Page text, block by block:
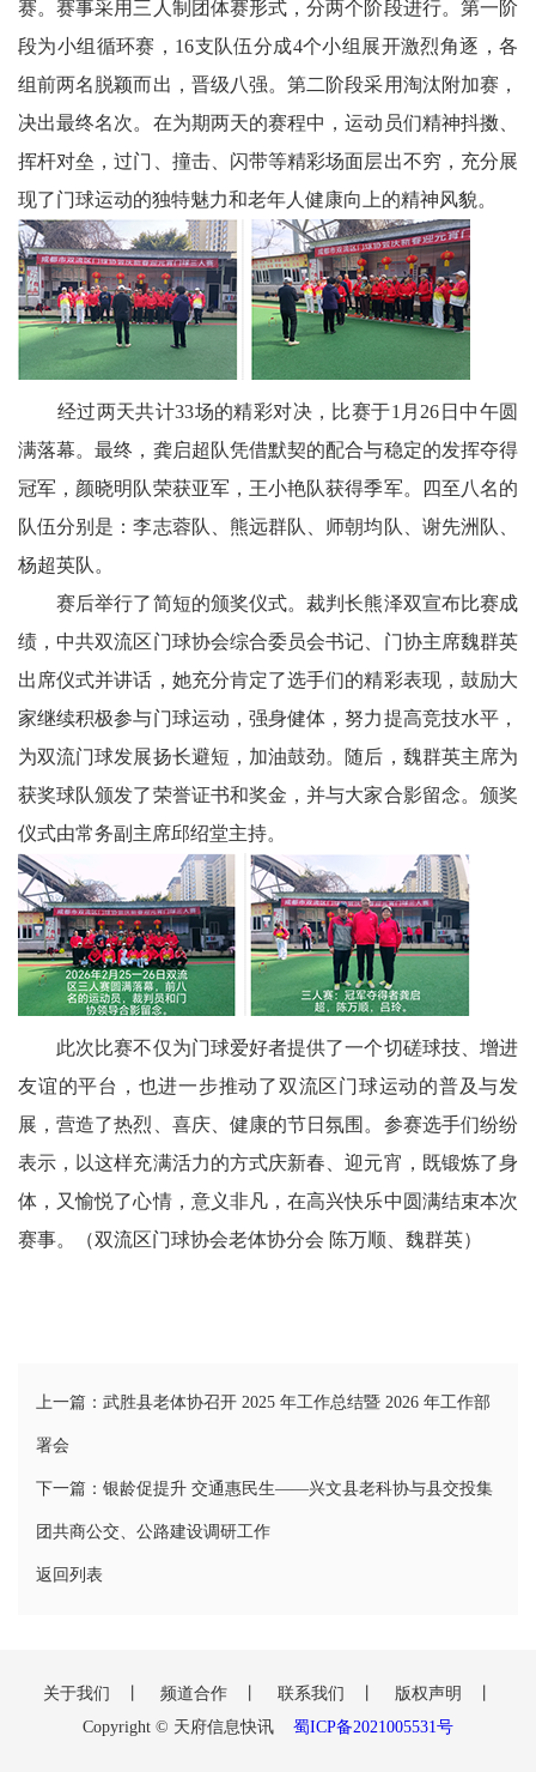
府
息
天
教
育
府
银
龄
工
消
息
天
府
法
制
天
社
区
医
天
天
赛。赛事采用三人制团体赛形式，分两个阶段进行。第一阶
段为小组循环赛，16支队伍分成4个小组展开激烈角逐，各
组前两名脱颖而出，晋级八强。第二阶段采用淘汰附加赛，
决出最终名次。在为期两天的赛程中，运动员们精神抖擞、
挥杆对垒，过门、撞击、闪带等精彩场面层出不穷，充分展
现了门球运动的独特魅力和老年人健康向上的精神风貌。
经过两天共计33场的精彩对决，比赛于1月26日中午圆
满落幕。最终，龚启超队凭借默契的配合与稳定的发挥夺得
冠军，颜晓明队荣获亚军，王小艳队获得季军。四至八名的
队伍分别是：李志蓉队、熊远群队、师朝均队、谢先洲队、
杨超英队。
赛后举行了简短的颁奖仪式。裁判长熊泽双宣布比赛成
绩，中共双流区门球协会综合委员会书记、门协主席魏群英
出席仪式并讲话，她充分肯定了选手们的精彩表现，鼓励大
家继续积极参与门球运动，强身健体，努力提高竞技水平，
为双流门球发展扬长避短，加油鼓劲。随后，魏群英主席为
获奖球队颁发了荣誉证书和奖金，并与大家合影留念。颁奖
仪式由常务副主席邱绍堂主持。
此次比赛不仅为门球爱好者提供了一个切磋球技、增进
友谊的平台，也进一步推动了双流区门球运动的普及与发
展，营造了热烈、喜庆、健康的节日氛围。参赛选手们纷纷
表示，以这样充满活力的方式庆新春、迎元宵，既锻炼了身
体，又愉悦了心情，意义非凡，在高兴快乐中圆满结束本次
赛事。（双流区门球协会老体协分会 陈万顺、魏群英）
上一篇：武胜县老体协召开 2025 年工作总结暨 2026 年工作部
署会
下一篇：银龄促提升 交通惠民生——兴文县老科协与县交投集
团共商公交、公路建设调研工作
返回列表
关于我们 频道合作 联系我们 版权声明
Copyright © 天府信息快讯 蜀ICP备2021005531号